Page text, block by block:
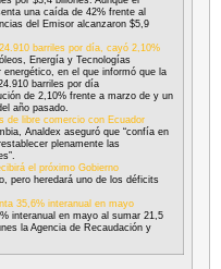
una caída de 42% frente al
del Emisor alcanzaron $5,9
barriles por día, cayó 2,10%
Energía y Tecnologías
en el que informó que la
barriles por día
de 2,10% frente a marzo de y un
año pasado.
de libre comercio con Ecuador
Analdex aseguró que “confía en
plenamente las
el próximo Gobierno
pero heredará uno de los déficits
35,6% interanual en mayo
interanual en mayo al sumar 21,5
la Agencia de Recaudación y